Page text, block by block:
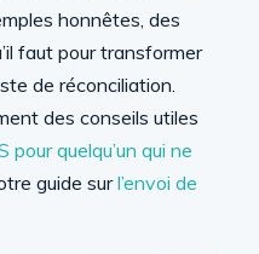
honnêtes, des
faut pour transformer
de réconciliation.
des conseils utiles
pour quelqu’un qui ne
guide surl’envoi de